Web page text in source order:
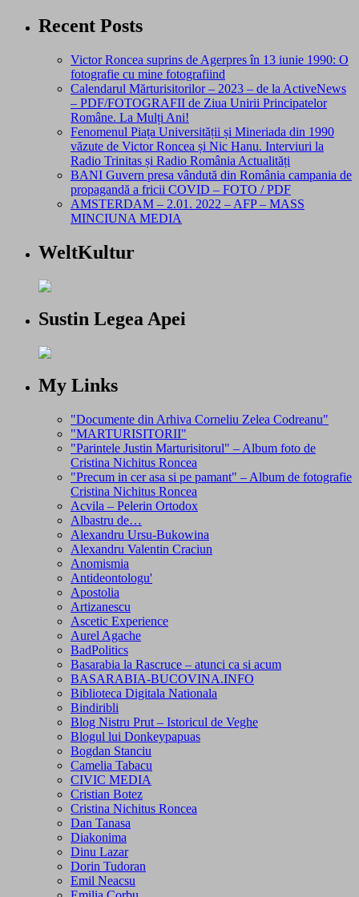
Recent Posts
Victor Roncea suprins de Agerpres în 13 iunie 1990: O
fotografie cu mine fotografiind
Calendarul Mărturisitorilor – 2023 – de la ActiveNews
– PDF/FOTOGRAFII de Ziua Unirii Principatelor
Române. La Mulți Ani!
Fenomenul Piața Universității și Mineriada din 1990
văzute de Victor Roncea și Nic Hanu. Interviuri la
Radio Trinitas și Radio România Actualități
BANI Guvern presa vândută din România campania de
propagandă a fricii COVID – FOTO / PDF
AMSTERDAM – 2.01. 2022 – AFP – MASS
MINCIUNA MEDIA
WeltKultur
Sustin Legea Apei
My Links
"Documente din Arhiva Corneliu Zelea Codreanu"
"MARTURISITORII"
"Parintele Justin Marturisitorul" – Album foto de
Cristina Nichitus Roncea
"Precum in cer asa si pe pamant" – Album de fotografie
Cristina Nichitus Roncea
Acvila – Pelerin Ortodox
Albastru de…
Alexandru Ursu-Bukowina
Alexandru Valentin Craciun
Anomismia
Antideontologu'
Apostolia
Artizanescu
Ascetic Experience
Aurel Agache
BadPolitics
Basarabia la Rascruce – atunci ca si acum
BASARABIA-BUCOVINA.INFO
Biblioteca Digitala Nationala
Bindiribli
Blog Nistru Prut – Istoricul de Veghe
Blogul lui Donkeypapuas
Bogdan Stanciu
Camelia Tabacu
CIVIC MEDIA
Cristian Botez
Cristina Nichitus Roncea
Dan Tanasa
Diakonima
Dinu Lazar
Dorin Tudoran
Emil Neacsu